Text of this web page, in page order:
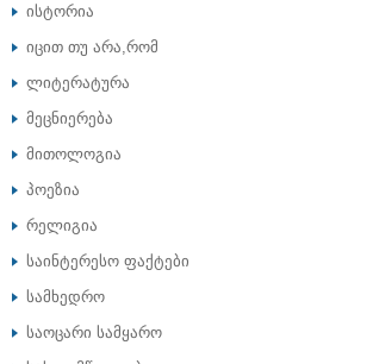
ისტორია
იცით თუ არა,რომ
ლიტერატურა
მეცნიერება
მითოლოგია
პოეზია
რელიგია
საინტერესო ფაქტები
სამხედრო
საოცარი სამყარო